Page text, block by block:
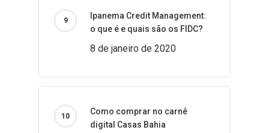
Ipanema Credit Management:
o que é e quais são os FIDC?
8 de janeiro de 2020
Como comprar no carnê
digital Casas Bahia